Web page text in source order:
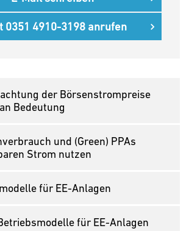
0351 4910-3198 anrufen
der Börsenstrompreise
Bedeutung
und (Green) PPAs
Strom nutzen
für EE-Anlagen
für EE-Anlagen